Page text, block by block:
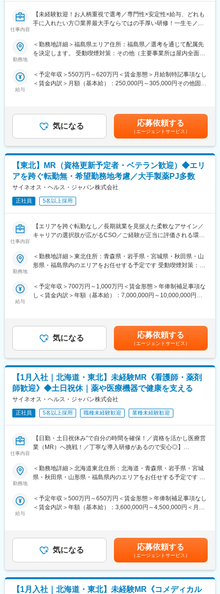
初任地希望だけでなく、エリアを跨いでの転勤はないため、転勤
負担が軽減できます。2ndプロジェクト以降も希望や適性に応じ
■キャリアの選択肢を広げる働き方：
スペシャリティ領域への挑戦、新薬PJなど市場価値を高める機
を通じて、その時々に応じたプロジェクトを提示するなどフレキ
シブルにキャリアが形成できます。その他、本社部門（マネージ
自身の成果や頑張りが客観的に評価され、年収に反映されます。
また、在籍年数が増えると永年勤続報奨金や四半期一時金などの
手当もアップします。つまり、やりがいや努力がきちんと報われ
る報酬制度になっています。
【サポート体制】
配属後は担当マネージャーが丁寧に支援します。日々の仕事の悩
みや、キャリア形成の相談等、伴走者として活躍をサポートしま
す。また知識・スキルレベルを上げるために様々な研修をご用意
しています。
仕事内容
【未経験歓迎！お人柄重視で選考／専門性×安定性×給与、どれも
手に入れたい方◎業界最大手ならではの手厚い研修！一生モノの
パス豊富】
る「CSO」という業界で世界最大手の企業です。今回はIQVIAの
正社員として、クライアントである医療機器メーカーの名刺を持
■具体的な業務内容：
IQVIAにご入社後、新人研修を経たのちに、平均して2～3年単位
で実施される医療機器営業のプロジェクトに配属させていただき
ます。
医療機器の営業担当者として、クライアントである医療機器メー
カーの名刺を携えて基幹病院などの医師や看護師など医療従事者
の方々との面談を通して、製品に関わる情報提供や扱い方のレク
チャーなどの営業活動を行っていただきます。
※今回のプロジェクトについての詳細は面接の場でご説明させてい
ただきます。
平均2年前後の医療機器営業プロジェクトが終了したのちは、また
別の医療機器プロジェクトに挑戦することも可能ですし、医薬品
す。
医療営業として専門性を磨き管理職を目指すのはもちろん、他事
者などの管理部門）
営業経験を活かして様々なキャリアプランを実現できるのは、当
■どなたでもキャッチアップが可能な環境です！：
文理問わず一から学べる環境を整えているため、専門知識は入社
後に身に付ける意欲があれば問題ございません。 社員の活躍事例
についての詳細は、是非こちらのURLも併せてご覧ください。
https://healthcarecareerpark.iqvia.com/
変更の範囲：会社の定める業務
勤務地
＜勤務地詳細＞福島県エリア住所：福島県／選考を通じて配属先
を決定します。 受動喫煙対策：その他（主要事業所は屋内全面禁
給与
＜予定年収＞550万円～620万円＜賃金形態＞月給制特記事項なし
＜賃金内訳＞月額（基本給）：250,000円～305,000円その他固定
手当支給する。【補足】プロジェクト稼働手当(35,000円)、外勤
日当（1日1,500円／外勤3.5時間以上）■変動賞与制（6月・12
月・3月）※平均実績6ヶ月分■インセンティブ：3月（対象者）賃
金はあくまでも目安の金額であり、選考を通じて上下する可能性
があります。月給(月額)は固定手当を含めた表記です。
気になる 応募依頼する
（エージェントサービス）
【東北】MR（資格更新予定者・ベテラン歓迎）◆エリ
アを跨ぐ転勤無・希望勤務地考慮／大手製薬PJ多数
サイネオス・ヘルス・ジャパン株式会社
正社員 5名以上採用
仕事内容
【エリアを跨ぐ転勤なし／長期就業を見据えた柔軟なアサイン／
キャリアの選択肢が広がるCSO／ご経験が正当に評価される環
【はじめに】
～50代まで幅広く活躍しており、長期就業も叶う環境です。
医師、薬剤師に課題解決するための医薬品情報を提供、副作用情
報を収集を行っていただきます。
《具体的には...》
■新薬のプロモーション
■長期収載品の市場拡大
■ジェネリック医薬品のプロモーション
※プロジェクトの状況によっては、選考保留（ご紹介できるプロジ
ェクトが出るまで保留）となる場合もございますのであらかじめ
ご認識の程よろしくお願いします※
■エリアを跨ぐ転勤なし：
初任地希望だけでなく、エリアを跨いでの転勤はないため、転勤
て、アサインを検討します。
会、自身の強みを活かしたPJ相談などが可能です。定期的な面談
を通じて、その時々に応じたプロジェクトを提示するなどフレキ
■明確な評価制度：
自身の成果や頑張りが客観的に評価され、年収に反映されます。
また、在籍年数が増えると永年勤続報奨金や四半期一時金などの
手当もアップします。つまり、やりがいや努力がきちんと報われ
る報酬制度になっています。
勤務地
＜勤務地詳細＞東北住所：青森県・岩手県・宮城県・秋田県・山
形県・福島県内のエリアをお任せする予定です 受動喫煙対策：屋
む）
給与
＜予定年収＞700万円～1,000万円＜賃金形態＞年俸制補足事項な
し＜賃金内訳＞年額（基本給）：7,000,000円～10,000,000円＜
年間最大40万円※ただし支給条件有。賃金はあくまでも目安の金
額であり、選考を通じて上下する可能性があります。月給(月額)は
固定手当を含めた表記です。
気になる 応募依頼する
（エージェントサービス）
【1月入社｜北海道・東北】未経験MR《看護師・薬剤
師歓迎》◆土日祝休｜薬や医療機器で健康を支える
サイネオス・ヘルス・ジャパン株式会社
正社員 5名以上採用 職種未経験歓迎 業種未経験歓迎
仕事内容
【日勤・土日祝休み”で自分の時間を確保！／資格を活かし医療営
業（MR）へ挑戦！／丁寧な導入研修があるので安心◎】
《資格と想いがあれば活躍できる！》
「誰かのためになる仕事がしたい」「社会貢献につながる仕事を
ます。
これまでの経験を活かして新たなフィールドで活躍したい方を歓
■夜勤なし！日勤・土日祝休みで働き方改善・ワークライフバラン
スの両立が叶う！
■明確な評価制度あり！自身の成果や頑張りが客観的に評価され、
年収に反映されます。また、在籍年数が増えると永年勤続報奨金
や四半期一時金などの手当もアップします。つまり、やりがいや
努力がきちんと報われる報酬制度になっています。
勤務地
＜勤務地詳細＞北海道東北住所：北海道・青森県・岩手県・宮城
県・秋田県・山形県・福島県内のエリアをお任せする予定です 受
給与
＜予定年収＞500万円～650万円＜賃金形態＞年俸制補足事項なし
＜賃金内訳＞年額（基本給）：3,600,000円～4,500,000円＜月額
動・四半期一時金：10万円（四半期に1回、10万円程度支給）※た
だし支給条件有。他、永続勤務報奨金（3年勤務5万円支給、5年
勤務10万円…）ございます。賃金はあくまでも目安の金額であ
り、選考を通じて上下する可能性があります。月給(月額)は固定手
当を含めた表記です。
気になる 応募依頼する
（エージェントサービス）
【1月入社｜北海道・東北】未経験MR《コメディカル